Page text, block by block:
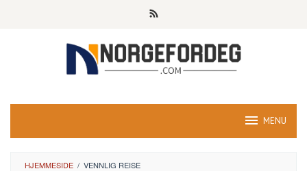
MENU
HJEMMESIDE / VENNLIG REISE